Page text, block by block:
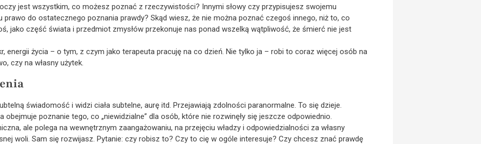
jest wszystkim, co możesz poznać z rzeczywistości? Innymi słowy czy przypisujesz swojemu
prawo do ostatecznego poznania prawdy? Skąd wiesz, że nie można poznać czegoś innego, niż to, co
jako część świata i przedmiot zmysłów przekonuje nas ponad wszelką wątpliwość, że śmierć nie jest
energii życia – o tym, z czym jako terapeuta pracuję na co dzień. Nie tylko ja – robi to coraz więcej osób na
czy na własny użytek.
świadomość i widzi ciała subtelne, aurę itd. Przejawiają zdolności paranormalne. To się dzieje.
obejmuje poznanie tego, co „niewidzialne” dla osób, które nie rozwinęły się jeszcze odpowiednio.
ale polega na wewnętrznym zaangażowaniu, na przejęciu władzy i odpowiedzialności za własny
woli. Sam się rozwijasz. Pytanie: czy robisz to? Czy to cię w ogóle interesuje? Czy chcesz znać prawdę